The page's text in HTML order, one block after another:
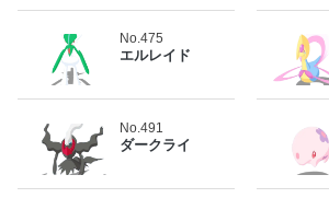
No.475
エルレイド
No.491
ダークライ